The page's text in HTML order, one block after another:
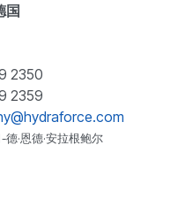
国
2350
2359
·恩德·安拉根鲍尔